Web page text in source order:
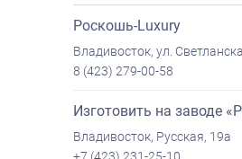
Роскошь-Luxury
Владивосток, ул.
8 (423) 279-00-58
Изготовить на заводе
Владивосток, Русская, 19а